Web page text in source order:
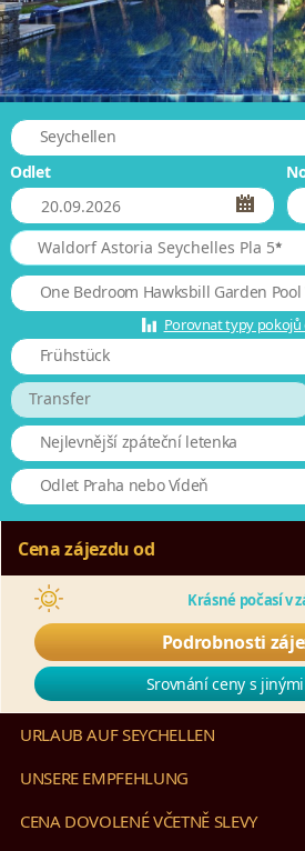
Seychellen
Odlet
Waldorf Astoria Seychelles Pla 5*
One Bedroom Hawksbill Garden Pool
Porovnat typy pokojů
Frühstück
Transfer
Nejlevnější zpáteční letenka
Odlet Praha nebo Vídeň
Cena zájezdu od
Krásné počasí v
Podrobnosti
Srovnání ceny s
URLAUB AUF SEYCHELLEN
UNSERE EMPFEHLUNG
CENA DOVOLENÉ VČETNĚ SLEVY